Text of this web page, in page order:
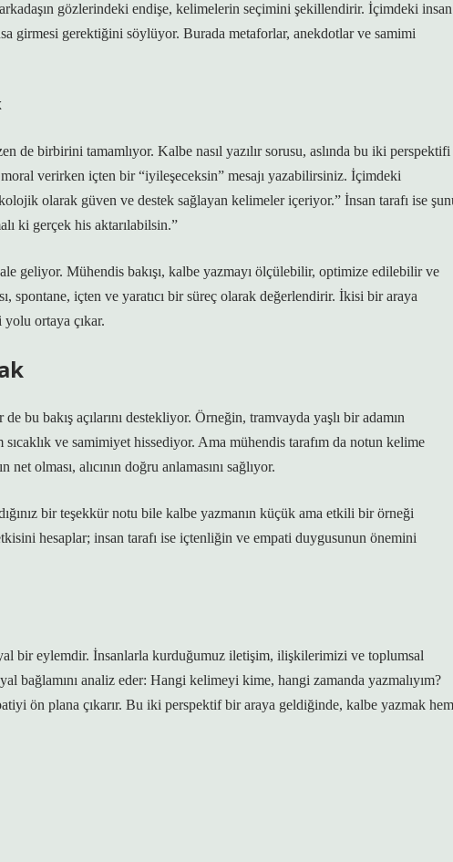
gözlerindeki endişe, kelimelerin seçimini şekillendirir. İçimdeki insan
girmesi gerektiğini söylüyor. Burada metaforlar, anekdotlar ve samimi
de birbirini tamamlıyor. Kalbe nasıl yazılır sorusu, aslında bu iki perspektifi
verirken içten bir “iyileşeceksin” mesajı yazabilirsiniz. İçimdeki
olarak güven ve destek sağlayan kelimeler içeriyor.” İnsan tarafı ise
ki gerçek his aktarılabilsin.”
geliyor. Mühendis bakışı, kalbe yazmayı ölçülebilir, optimize edilebilir ve
spontane, içten ve yaratıcı bir süreç olarak değerlendirir. İkisi bir araya
ortaya çıkar.
bu bakış açılarını destekliyor. Örneğin, tramvayda yaşlı bir adamın
sıcaklık ve samimiyet hissediyor. Ama mühendis tarafım da notun kelime
olması, alıcının doğru anlamasını sağlıyor.
bir teşekkür notu bile kalbe yazmanın küçük ama etkili bir örneği
hesaplar; insan tarafı ise içtenliğin ve empati duygusunun önemini
bir eylemdir. İnsanlarla kurduğumuz iletişim, ilişkilerimizi ve toplumsal
bağlamını analiz eder: Hangi kelimeyi kime, hangi zamanda yazmalıyım?
ön plana çıkarır. Bu iki perspektif bir araya geldiğinde, kalbe yazmak hem